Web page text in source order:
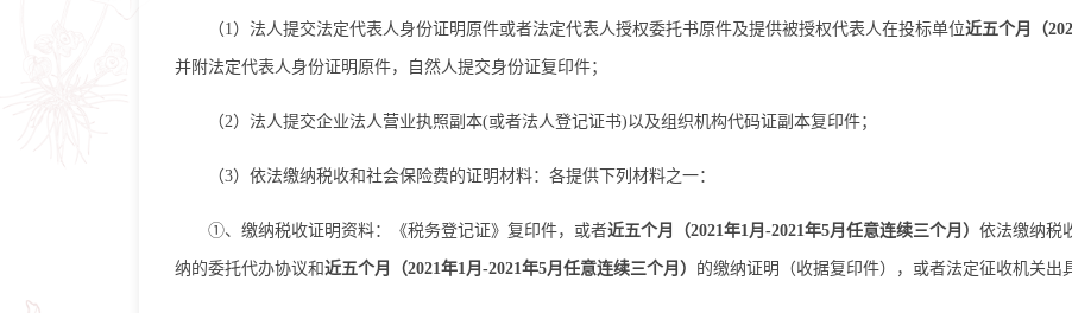
（1） 法人提交法定代表人身份证明原件或者法定代表人授权委托书原件及提供被授权代表人在投标单位近五个月（
并附法定代表人身份证明原件，自然人提交身份证复印件；
（2）法人提交企业法人营业执照副本(或者法人登记证书)以及组织机构代码证副本复印件；
（3）依法缴纳税收和社会保险费的证明材料：各提供下列材料之一：
①、缴纳税收证明资料：《税务登记证》复印件，或者近五个月（2021年1月-2021年5月 任意连续三个月） 依法缴纳税
纳的委托代办协议和近五个月（2021年1月-2021年5月任意连续三个月） 的缴纳证明（收据复印件），或者法定征收机关出